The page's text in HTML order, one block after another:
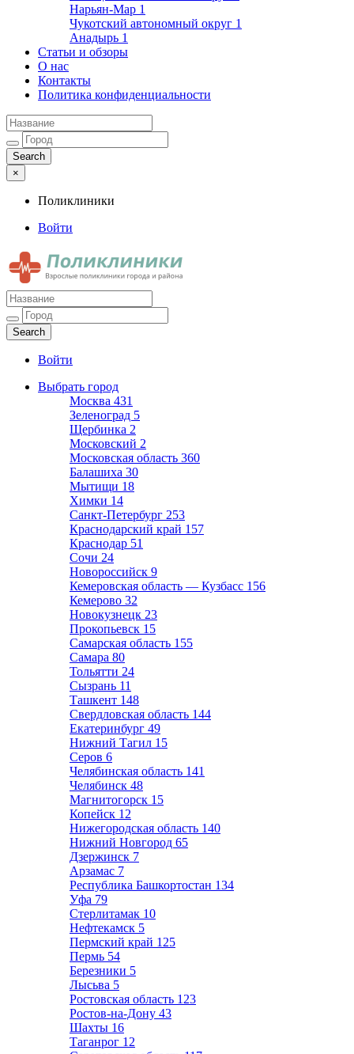
Нарьян-Мар 1
Чукотский автономный округ 1
Анадырь 1
Статьи и обзоры
О нас
Контакты
Политика конфиденциальности
×
Поликлиники
Войти
Поликлиники
Взрослые поликлиники города и района
Войти
Выбрать город
Москва 431
Зеленоград 5
Щербинка 2
Московский 2
Московская область 360
Балашиха 30
Мытищи 18
Химки 14
Санкт-Петербург 253
Краснодарский край 157
Краснодар 51
Сочи 24
Новороссийск 9
Кемеровская область — Кузбасс 156
Кемерово 32
Новокузнецк 23
Прокопьевск 15
Самарская область 155
Самара 80
Тольятти 24
Сызрань 11
Ташкент 148
Свердловская область 144
Екатеринбург 49
Нижний Тагил 15
Серов 6
Челябинская область 141
Челябинск 48
Магнитогорск 15
Копейск 12
Нижегородская область 140
Нижний Новгород 65
Дзержинск 7
Арзамас 7
Республика Башкортостан 134
Уфа 79
Стерлитамак 10
Нефтекамск 5
Пермский край 125
Пермь 54
Березники 5
Лысьва 5
Ростовская область 123
Ростов-на-Дону 43
Шахты 16
Таганрог 12